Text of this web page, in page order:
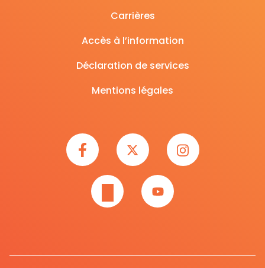
Carrières
Accès à l’information
Déclaration de services
Mentions légales